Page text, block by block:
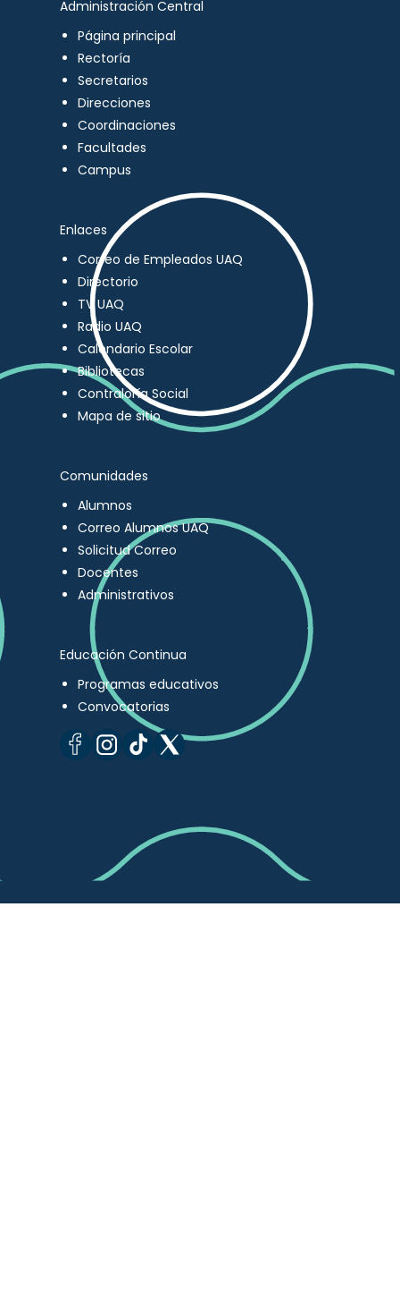
Administración Central
Página principal
Rectoría
Secretarios
Direcciones
Coordinaciones
Facultades
Campus
Enlaces
Correo de Empleados UAQ
Directorio
TV UAQ
Radio UAQ
Calendario Escolar
Bibliotecas
Contraloría Social
Mapa de sitio
Comunidades
Alumnos
Correo Alumnos UAQ
Solicitud Correo
Docentes
Administrativos
Educación Continua
Programas educativos
Convocatorias